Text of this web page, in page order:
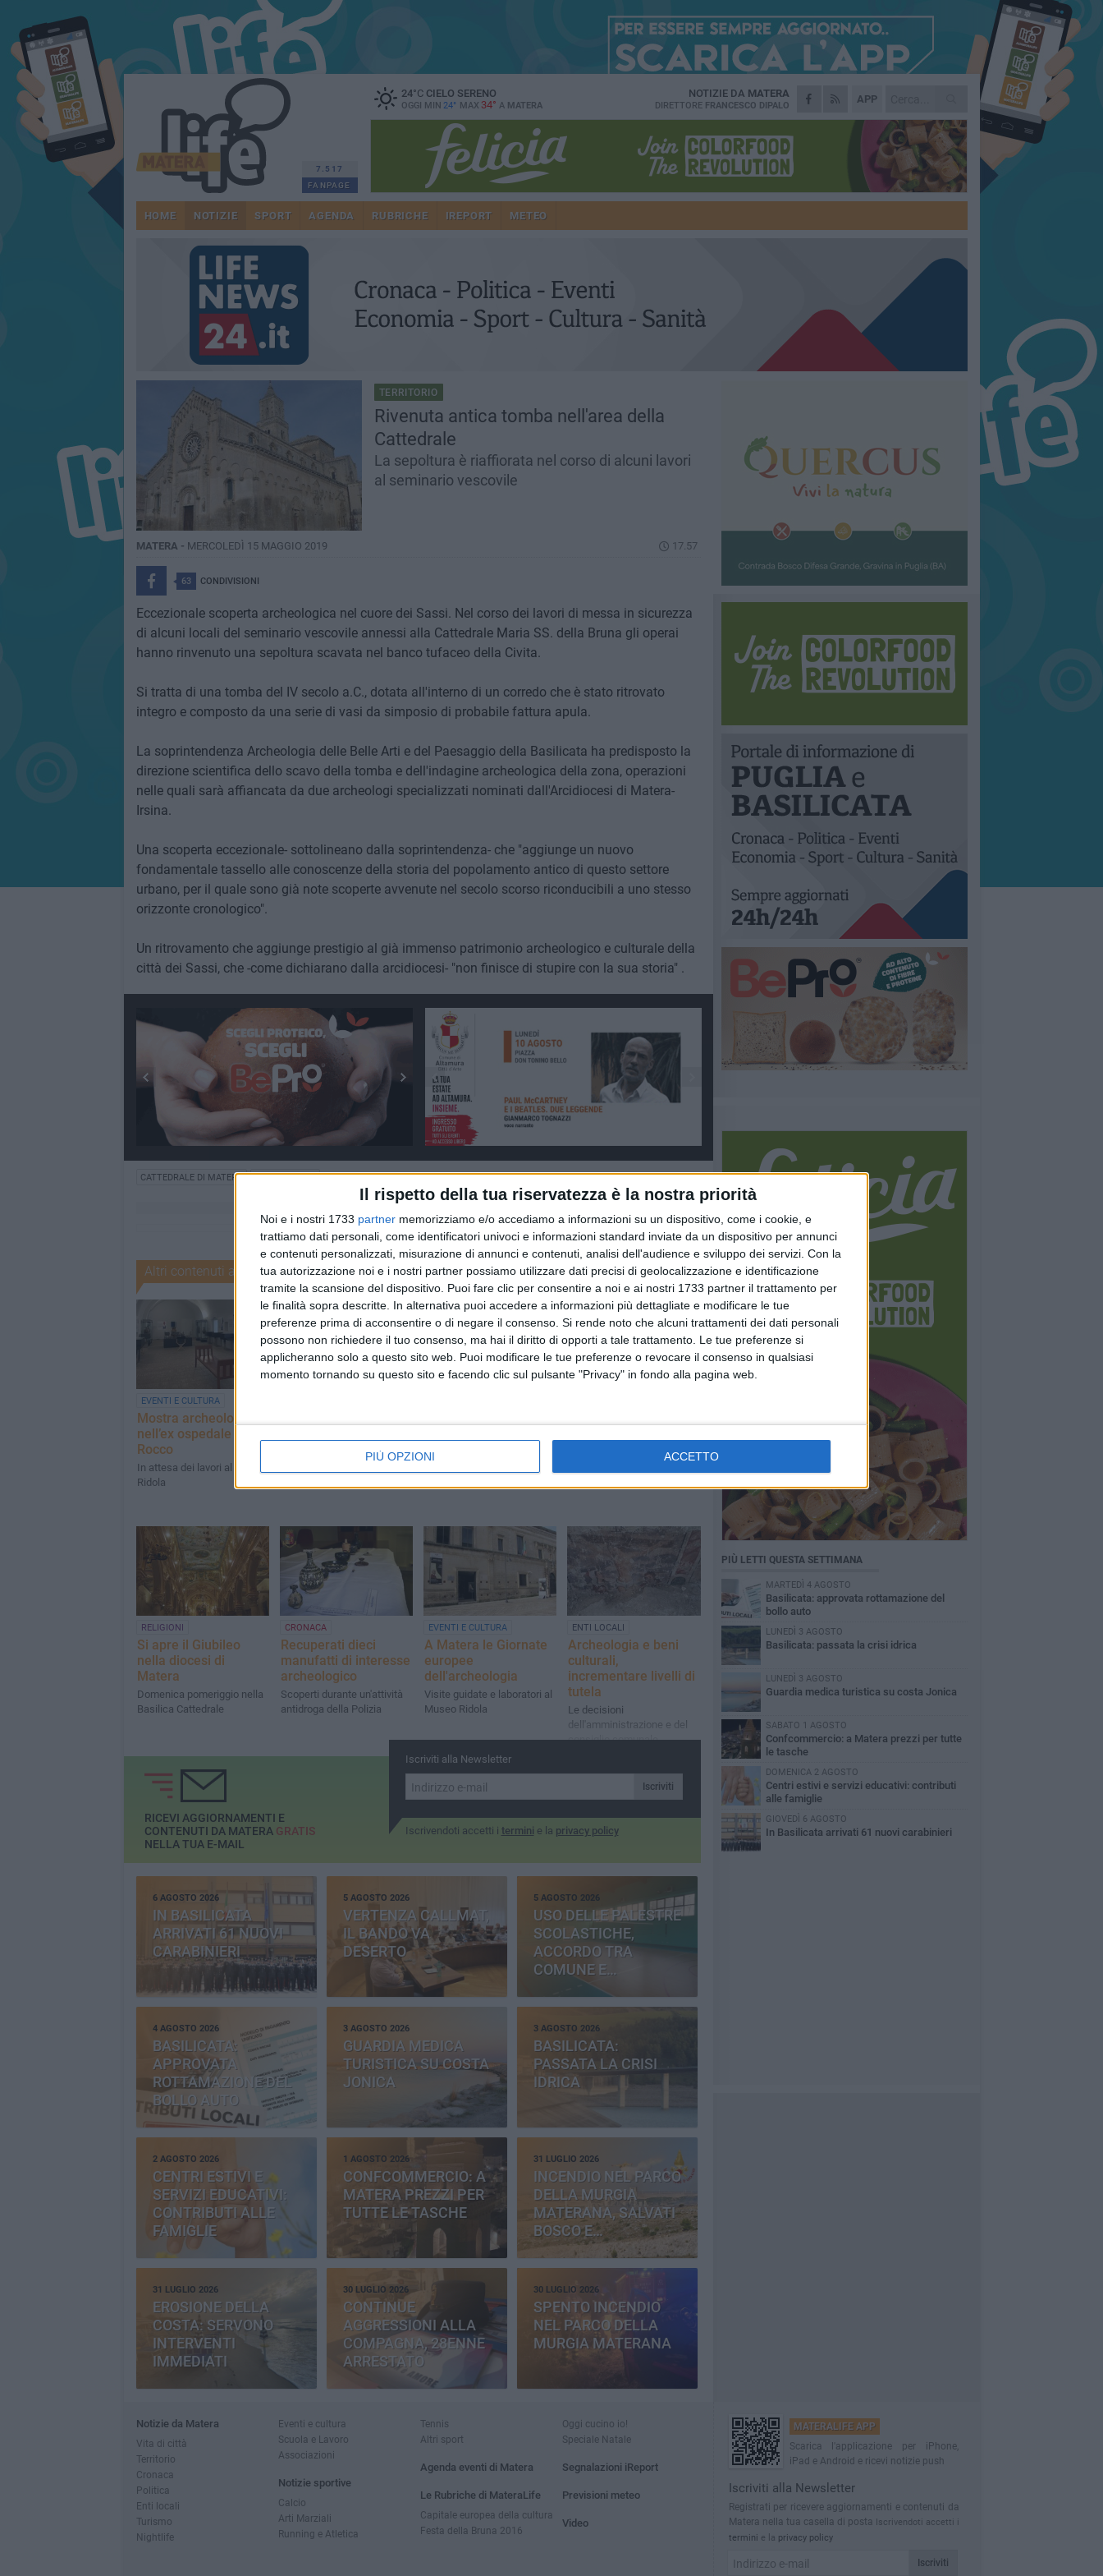
Il rispetto della tua riservatezza è la nostra priorità
Noi e i nostri 1733 partner memorizziamo e/o accediamo a informazioni su un dispositivo, come i cookie, e
trattiamo dati personali, come identificatori univoci e informazioni standard inviate da un dispositivo per annunci
e contenuti personalizzati, misurazione di annunci e contenuti, analisi dell'audience e sviluppo dei servizi. Con la
tua autorizzazione noi e i nostri partner possiamo utilizzare dati precisi di geolocalizzazione e identificazione
tramite la scansione del dispositivo. Puoi fare clic per consentire a noi e ai nostri 1733 partner il trattamento per
le finalità sopra descritte. In alternativa puoi accedere a informazioni più dettagliate e modificare le tue
preferenze prima di acconsentire o di negare il consenso. Si rende noto che alcuni trattamenti dei dati personali
possono non richiedere il tuo consenso, ma hai il diritto di opporti a tale trattamento. Le tue preferenze si
applicheranno solo a questo sito web. Puoi modificare le tue preferenze o revocare il consenso in qualsiasi
momento tornando su questo sito e facendo clic sul pulsante "Privacy" in fondo alla pagina web.
PIÙ OPZIONI ACCETTO
7.517
FANPAGE
24°CCIELO SERENO
OGGI MIN 24° MAX 34° A MATERA
APP
NOTIZIE DA MATERA
DIRETTORE FRANCESCO DIPALO
HOME NOTIZIE SPORT AGENDA RUBRICHE IREPORT METEO
TERRITORIO
Rivenuta antica tomba nell'area della
Cattedrale
La sepoltura è riaffiorata nel corso di alcuni lavori
al seminario vescovile
MATERA - MERCOLEDÌ 15 MAGGIO 2019 17.57
63 CONDIVISIONI
Eccezionale scoperta archeologica nel cuore dei Sassi. Nel corso dei lavori di messa in sicurezza
di alcuni locali del seminario vescovile annessi alla Cattedrale Maria SS. della Bruna gli operai
hanno rinvenuto una sepoltura scavata nel banco tufaceo della Civita.
Si tratta di una tomba del IV secolo a.C., dotata all'interno di un corredo che è stato ritrovato
integro e composto da una serie di vasi da simposio di probabile fattura apula.
La soprintendenza Archeologia delle Belle Arti e del Paesaggio della Basilicata ha predisposto la
direzione scientifica dello scavo della tomba e dell'indagine archeologica della zona, operazioni
nelle quali sarà affiancata da due archeologi specializzati nominati dall'Arcidiocesi di Matera-
Irsina.
Una scoperta eccezionale- sottolineano dalla soprintendenza- che "aggiunge un nuovo
fondamentale tassello alle conoscenze della storia del popolamento antico di questo settore
urbano, per il quale sono già note scoperte avvenute nel secolo scorso riconducibili a uno stesso
orizzonte cronologico".
Un ritrovamento che aggiunge prestigio al già immenso patrimonio archeologico e culturale della
città dei Sassi, che -come dichiarano dalla arcidiocesi- "non finisce di stupire con la sua storia" .
CATTEDRALE DI MATERA ARCHEOLOGIA
Altri contenuti a tema
EVENTI E CULTURA
Mostra archeologica
nell’ex ospedale San
Rocco
In attesa dei lavori al museo
Ridola
Inaugurato da arcivescovo
RELIGIONI
Si apre il Giubileo
nella diocesi di
Matera
Domenica pomeriggio nella
Basilica Cattedrale
CRONACA
Recuperati dieci
manufatti di interesse
archeologico
Scoperti durante un'attività
antidroga della Polizia
EVENTI E CULTURA
A Matera le Giornate
europee
dell'archeologia
Visite guidate e laboratori al
Museo Ridola
ENTI LOCALI
Archeologia e beni
culturali,
incrementare livelli di
tutela
Le decisioni
dell'amministrazione e del
consiglio comunale
Iscriviti alla Newsletter
Iscriviti
Iscrivendoti accetti i termini e la privacy policy
RICEVI AGGIORNAMENTI E
CONTENUTI DA MATERA GRATIS
NELLA TUA E-MAIL
6 AGOSTO 2026
IN BASILICATA
ARRIVATI 61 NUOVI
CARABINIERI
5 AGOSTO 2026
VERTENZA CALLMAT,
IL BANDO VA
DESERTO
5 AGOSTO 2026
USO DELLE PALESTRE
SCOLASTICHE,
ACCORDO TRA
COMUNE E
PROVINCIA
4 AGOSTO 2026
BASILICATA:
APPROVATA
ROTTAMAZIONE DEL
BOLLO AUTO
3 AGOSTO 2026
GUARDIA MEDICA
TURISTICA SU COSTA
JONICA
3 AGOSTO 2026
BASILICATA:
PASSATA LA CRISI
IDRICA
2 AGOSTO 2026
CENTRI ESTIVI E
SERVIZI EDUCATIVI:
CONTRIBUTI ALLE
FAMIGLIE
1 AGOSTO 2026
CONFCOMMERCIO: A
MATERA PREZZI PER
TUTTE LE TASCHE
31 LUGLIO 2026
INCENDIO NEL PARCO
DELLA MURGIA
MATERANA, SALVATI
BOSCO E
CEMENTERIA
31 LUGLIO 2026
EROSIONE DELLA
COSTA: SERVONO
INTERVENTI
IMMEDIATI
30 LUGLIO 2026
CONTINUE
AGGRESSIONI ALLA
COMPAGNA, 28ENNE
ARRESTATO
30 LUGLIO 2026
SPENTO INCENDIO
NEL PARCO DELLA
MURGIA MATERANA
PIÙ LETTI QUESTA SETTIMANA
MARTEDÌ 4 AGOSTO
Basilicata: approvata rottamazione del
bollo auto
LUNEDÌ 3 AGOSTO
Basilicata: passata la crisi idrica
LUNEDÌ 3 AGOSTO
Guardia medica turistica su costa Jonica
SABATO 1 AGOSTO
Confcommercio: a Matera prezzi per tutte
le tasche
DOMENICA 2 AGOSTO
Centri estivi e servizi educativi: contributi
alle famiglie
GIOVEDÌ 6 AGOSTO
In Basilicata arrivati 61 nuovi carabinieri
Notizie da Matera
Vita di città
Territorio
Cronaca
Politica
Enti locali
Turismo
Nightlife
Eventi e cultura
Scuola e Lavoro
Associazioni
Notizie sportive
Calcio
Arti Marziali
Running e Atletica
Tennis
Altri sport
Agenda eventi di Matera
Le Rubriche di MateraLife
Capitale europea della cultura
Festa della Bruna 2016
Oggi cucino io!
Speciale Natale
Segnalazioni iReport
Previsioni meteo
Video
MATERALIFE APP
Scarica l'applicazione per iPhone,
iPad e Android e ricevi notizie push
Iscriviti alla Newsletter
Registrati per ricevere aggiornamenti e contenuti da
Matera nella tua casella di posta
Iscrivendoti accetti i
termini e la privacy policy
Iscriviti